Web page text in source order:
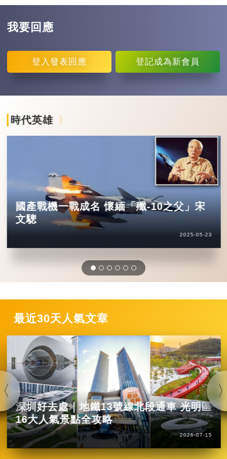
我要回應
登入 發表回應 登記成為新會員
時代英雄
國產戰機一戰成名 懷緬「殲-10之父」宋
文驄
2025-05-23
最近30天人氣文章
深圳好去處｜地鐵13號線北段通車 光明區
16大人氣景點全攻略
2026-07-15